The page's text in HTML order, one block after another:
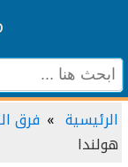
الرئيسية فرق
هولندا